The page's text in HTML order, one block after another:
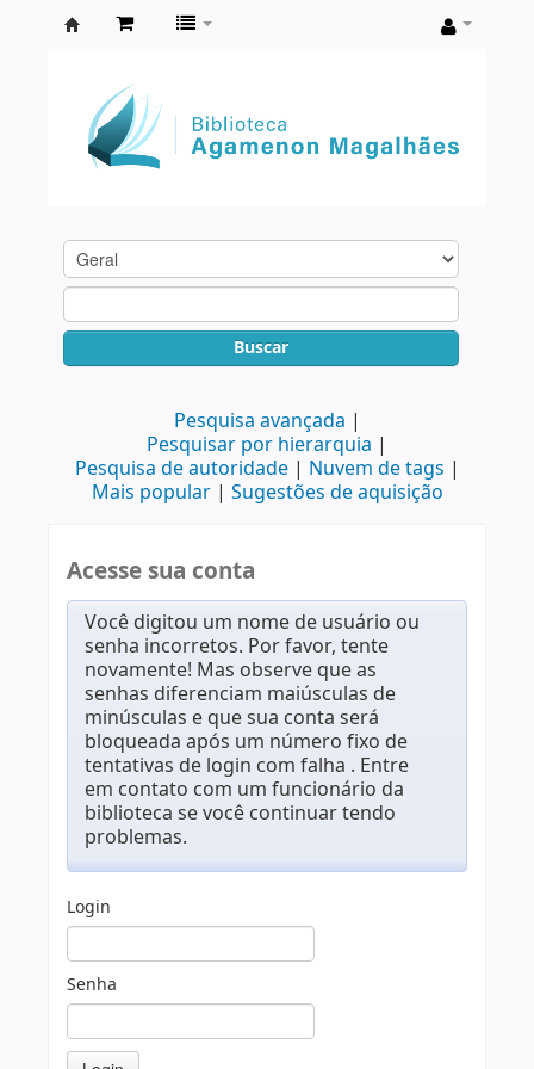
Agamenon
Magalhães
Buscar
Pesquisa avançada
Pesquisar por hierarquia
Pesquisa de autoridade
Nuvem de tags
Mais popular
Sugestões de aquisição
Acesse sua conta
Você digitou um nome de usuário ou
senha incorretos. Por favor, tente
novamente! Mas observe que as
senhas diferenciam maiúsculas de
minúsculas e que sua conta será
bloqueada após um número fixo de
tentativas de login com falha . Entre
em contato com um funcionário da
biblioteca se você continuar tendo
problemas.
Login
Senha